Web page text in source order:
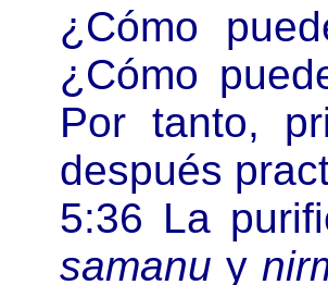
¿ Cómo
¿ Cómo
Por tanto,
después
5:36 La
samanu y